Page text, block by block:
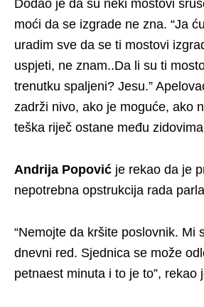
Dodao je da su neki mostovi
moći da se izgrade ne zna. “Ja
uradim sve da se ti mostovi
uspjeti, ne znam..Da li su ti
trenutku spaljeni? Jesu.”
zadrži nivo, ako je moguće, ako
teška riječ ostane među
Andrija Popović je rekao da je
nepotrebna opstrukcija rada
“Nemojte da kršite poslovnik. Mi
dnevni red. Sjednica se može
petnaest minuta i to je to”, rekao